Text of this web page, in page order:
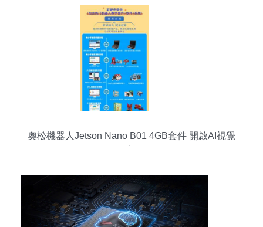
奧松機器人Jetson Nano B01 4GB套件 開啟AI視覺